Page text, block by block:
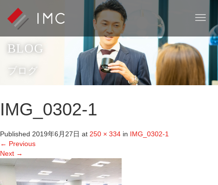
T
g
l
e
a
BLOG
ブログ
IMG_0302-1
Published 2019年6月27日 at 250 × 334 in IMG_0302-1
← Previous
Next →